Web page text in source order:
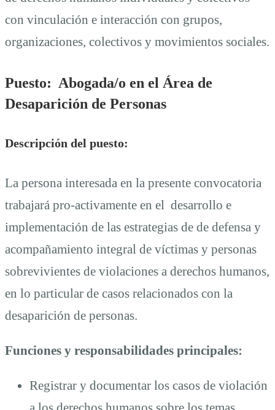
con vinculación e interacción con grupos,
organizaciones, colectivos y movimientos sociales.
Puesto: Abogada/o en el Área de
Desaparición de Personas
Descripción del puesto:
La persona interesada en la presente convocatoria
trabajará pro-activamente en el desarrollo e
implementación de las estrategias de de defensa y
acompañamiento integral de víctimas y personas
sobrevivientes de violaciones a derechos humanos,
en lo particular de casos relacionados con la
desaparición de personas.
Funciones y responsabilidades principales:
Registrar y documentar los casos de violación